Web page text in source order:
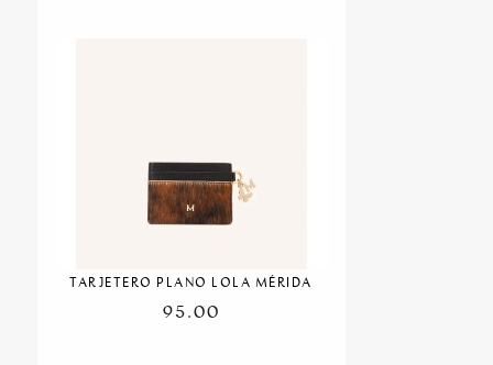
TARJETERO PLANO LOLA MÉRIDA
95.00